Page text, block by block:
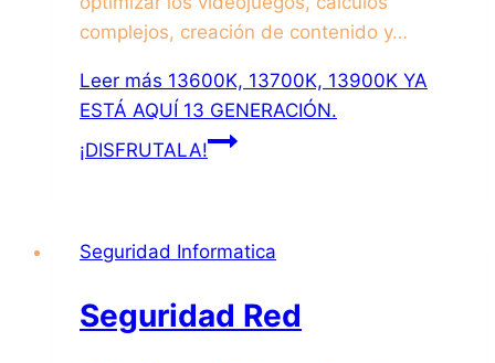
complejos, creación de contenido y…
Leer más 13600K, 13700K, 13900K YA
ESTÁ AQUÍ 13 GENERACIÓN.
¡DISFRUTALA!
Seguridad Informatica
Seguridad Red